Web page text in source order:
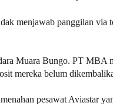
menjawab panggilan via
Muara Bungo. PT MBA
mereka belum
pesawat Aviastar